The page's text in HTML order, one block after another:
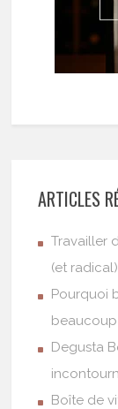
ARTICLES
Travailler
(et
Pourquoi
beaucoup
Degusta
Boîte de